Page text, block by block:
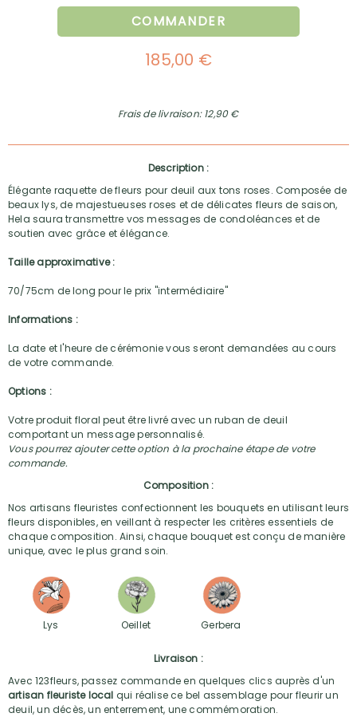
COMMANDER
185,00 €
Frais de livraison: 12,90 €
Description :
Élégante raquette de fleurs pour deuil aux tons roses. Composée de
beaux lys, de majestueuses roses et de délicates fleurs de saison,
Hela saura transmettre vos messages de condoléances et de
soutien avec grâce et élégance.
Taille approximative :
70/75cm de long pour le prix "intermédiaire"
Informations :
La date et l'heure de cérémonie vous seront demandées au cours
de votre commande.
Options :
Votre produit floral peut être livré avec un ruban de deuil
comportant un message personnalisé.
Vous pourrez ajouter cette option à la prochaine étape de votre
commande.
Composition :
Nos artisans fleuristes confectionnent les bouquets en utilisant leurs
fleurs disponibles, en veillant à respecter les critères essentiels de
chaque composition. Ainsi, chaque bouquet est conçu de manière
unique, avec le plus grand soin.
Lys Oeillet Gerbera
Livraison :
Avec 123fleurs, passez commande en quelques clics auprès d'un
artisan fleuriste local qui réalise ce bel assemblage pour fleurir un
deuil, un décès, un enterrement, une commémoration.